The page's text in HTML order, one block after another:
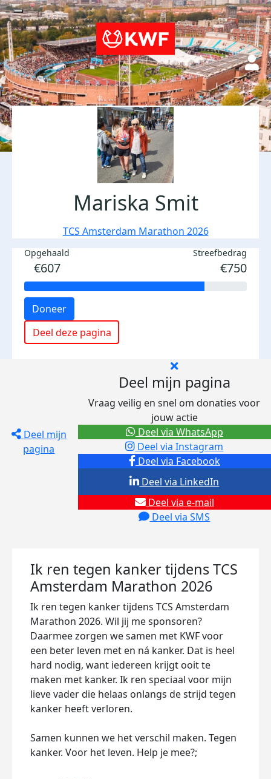
Mariska Smit
TCS Amsterdam Marathon 2026
Opgehaald
€607
Streefbedrag
€750
Doneer
Deel deze pagina
Deel mijn
pagina
Deel mijn pagina
Vraag veilig en snel om donaties voor
jouw actie
Deel via Facebook
Deel via Instagram
Deel via e-mail
Deel via SMS
Deel via LinkedIn
Deel via WhatsApp
Ik ren tegen kanker tijdens TCS
Amsterdam Marathon 2026
Ik ren tegen kanker tijdens TCS Amsterdam
Marathon 2026. Wil jij me sponsoren?
Daarmee zorgen we samen met KWF voor
een beter leven met en ná kanker. Dat is heel
hard nodig, want iedereen krijgt ooit te
maken met kanker. Ik ren speciaal voor mijn
lieve vader die helaas onlangs de strijd tegen
kanker heeft verloren.
Samen kunnen we het verschil maken. Tegen
kanker. Voor het leven. Help je mee?;